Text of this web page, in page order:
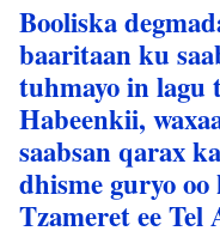
Booliska
baaritaan ku
tuhmayo in lagu
Habeenkii,
saabsan qarax
dhisme guryo
Tzameret ee Tel